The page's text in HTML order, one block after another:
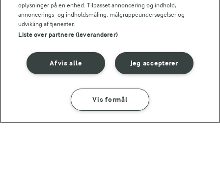
Andre gode forslag
SÅDAN GØR DU INGREDIENSER
oplysninger på en enhed. Tilpasset annoncering og indhold,
annoncerings- og indholdsmåling, målgruppeundersøgelser og
udvikling af tjenester.
Liste over partnere (leverandører)
Jeg accepterer
Afvis alle
Vis formål